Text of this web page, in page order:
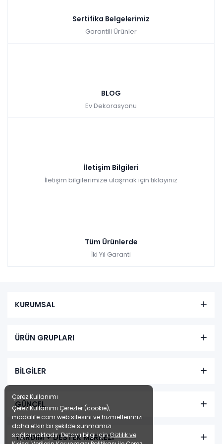
Sertifika Belgelerimiz
Garantili Ürünler
BLOG
Ev Dekorasyonu
İletişim Bilgileri
İletişim bilgilerimize ulaşmak için tıklayınız
Tüm Ürünlerde
İki Yıl Garanti
KURUMSAL
ÜRÜN GRUPLARI
BİLGİLER
GÜNCEL
YARDIM + DESTEK MERKEZİ
Çerez Kullanımı
Çerez Kullanımı Çerezler (cookie),
modalife.com web sitesini ve hizmetlerimizi
daha etkin bir şekilde sunmamızı
sağlamaktadır. Detaylı bilgi içinGizlilik ve